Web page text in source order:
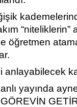
“niteliklerin”
öğretmen
anlayabilecek
yayında
GÖREVİN